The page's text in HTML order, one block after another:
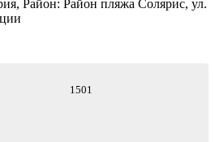
Район: Район пляжа Солярис, ул.
1501